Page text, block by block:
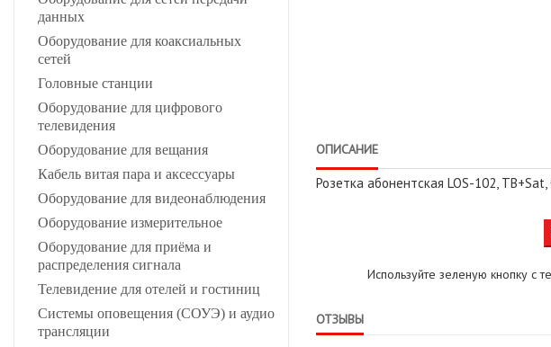
данных
Оборудование для коаксиальных
сетей
Головные станции
Оборудование для цифрового
телевидения
Оборудование для вещания
Кабель витая пара и аксессуары
Оборудование для видеонаблюдения
Оборудование измерительное
Оборудование для приёма и
распределения сигнала
Телевидение для отелей и гостиниц
Системы оповещения (СОУЭ) и аудио
трансляции
ОПИСАНИЕ
Розетка абонентская LOS-102,
Используйте зеленую кнопку с
ОТЗЫВЫ